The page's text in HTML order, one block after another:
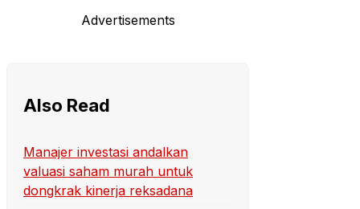
Advertisements
Also Read
Manajer investasi andalkan
valuasi saham murah untuk
dongkrak kinerja reksadana